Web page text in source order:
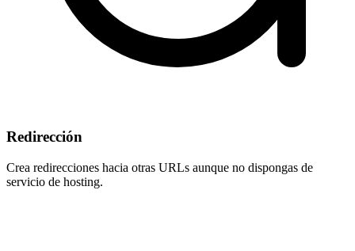
Redirección
Crea redirecciones hacia otras URLs aunque no dispongas de
servicio de hosting.